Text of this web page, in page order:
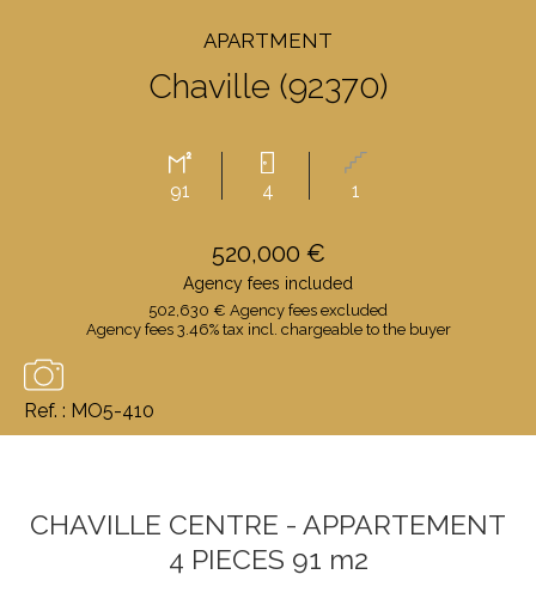
APARTMENT
Chaville (92370)
91 4 1
520,000 €
Agency fees included
502,630 € Agency fees excluded
Agency fees 3.46% tax incl. chargeable to the buyer
Ref. : MO5-410
CHAVILLE CENTRE - APPARTEMENT
4 PIECES 91 m2